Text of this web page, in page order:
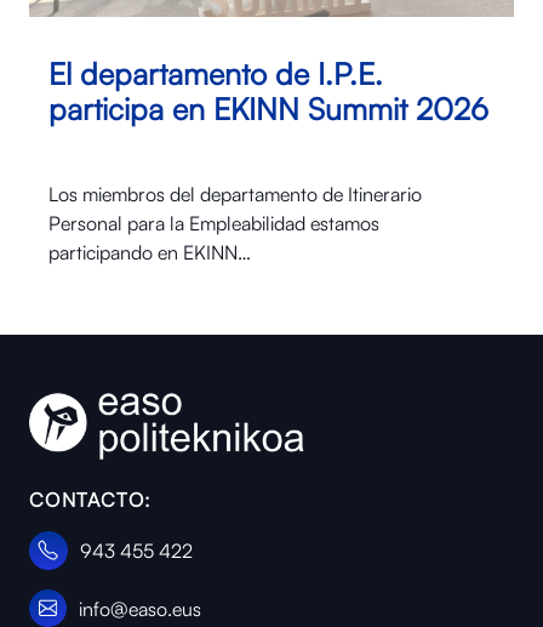
El departamento de I.P.E.
participa en EKINN Summit 2026
Los miembros del departamento de Itinerario
Personal para la Empleabilidad estamos
participando en EKINN…
CONTACTO:
943 455 422
info@easo.eus